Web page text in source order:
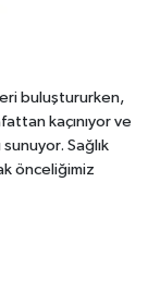
buluştururken,
kaçınıyor ve
Sağlık
önceliğimiz